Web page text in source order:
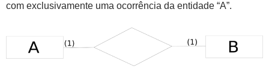
com exclusivamente uma ocorrência da entidade “A”.